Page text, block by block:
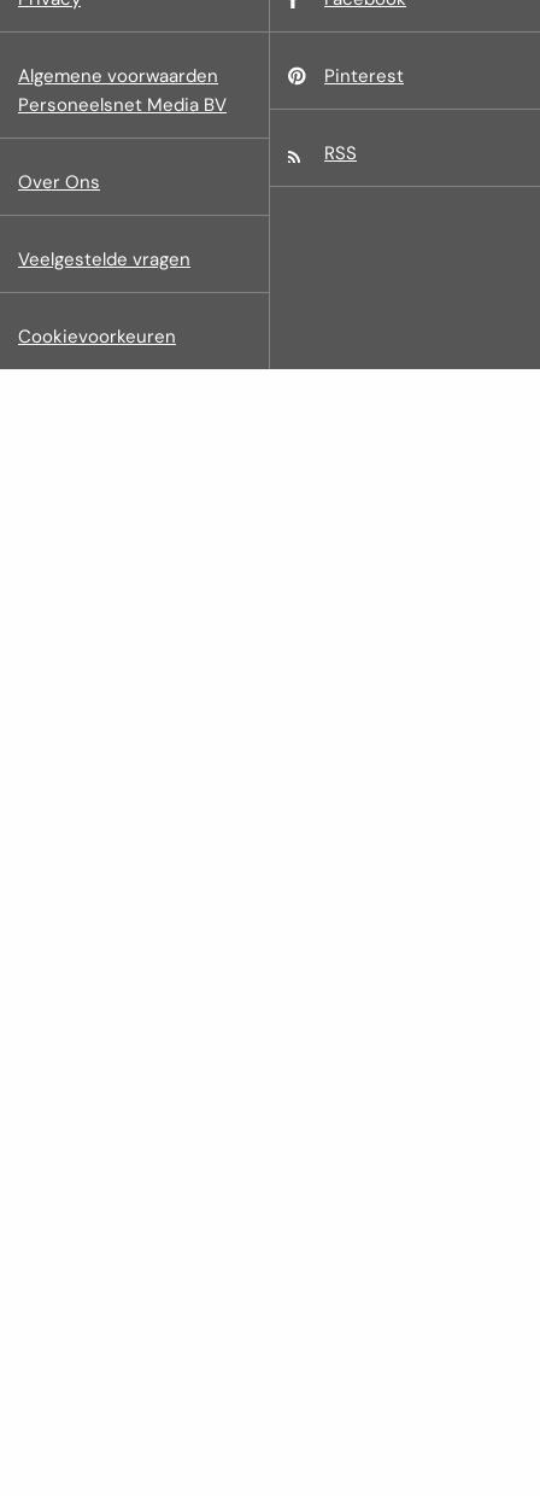
Algemene voorwaarden
Personeelsnet Media BV
Over Ons
Veelgestelde vragen
Cookievoorkeuren
Pinterest
RSS